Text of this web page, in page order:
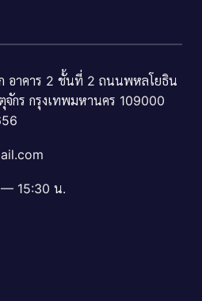
อาคาร 2 ชั้นที่ 2 ถนนพหลโยธิน
จักร กรุงเทพมหานคร 109000
— 15:30 น.